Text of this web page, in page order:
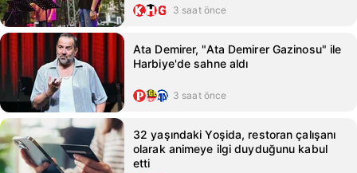
3 saat önce
Ata Demirer, "Ata Demirer Gazinosu" ile
Harbiye'de sahne aldı
3 saat önce
32 yaşındaki Yoşida, restoran çalışanı
olarak animeye ilgi duyduğunu kabul
etti